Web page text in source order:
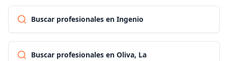
Buscar profesionales en Ingenio
Buscar profesionales en Oliva, La